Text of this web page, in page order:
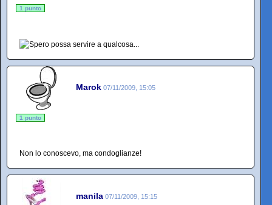
1 punto
Marok 07/11/2009, 15:05
1 punto
Non lo conoscevo, ma condoglianze!
manila 07/11/2009, 15:15